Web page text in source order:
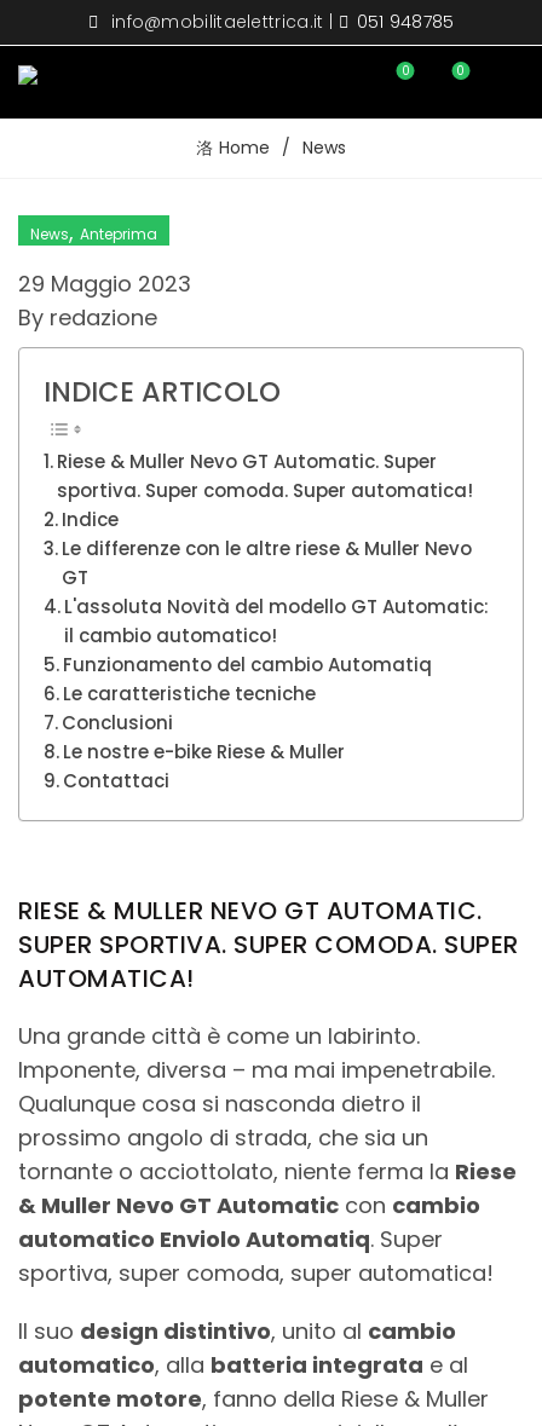
info@mobilitaelettrica.it 051 948785
0 0
Home News
News, Anteprima
29 Maggio 2023
By redazione
INDICE ARTICOLO
Riese & Muller Nevo GT Automatic. Super
sportiva. Super comoda. Super automatica!
Indice
Le differenze con le altre riese & Muller Nevo
GT
L'assoluta Novità del modello GT Automatic:
il cambio automatico!
Funzionamento del cambio Automatiq
Le caratteristiche tecniche
Conclusioni
Le nostre e-bike Riese & Muller
Contattaci
RIESE & MULLER NEVO GT AUTOMATIC.
SUPER SPORTIVA. SUPER COMODA. SUPER
AUTOMATICA!
Una grande città è come un labirinto.
Imponente, diversa – ma mai impenetrabile.
Qualunque cosa si nasconda dietro il
prossimo angolo di strada, che sia un
tornante o acciottolato, niente ferma la Riese
& Muller Nevo GT Automatic con cambio
automatico Enviolo Automatiq. Super
sportiva, super comoda, super automatica!
Il suo design distintivo, unito al cambio
automatico, alla batteria integrata e al
potente motore, fanno della Riese & Muller